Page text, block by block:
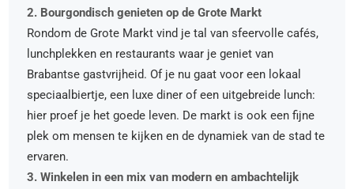
2. Bourgondisch genieten op de Grote Markt
Rondom de Grote Markt vind je tal van sfeervolle cafés,
lunchplekken en restaurants waar je geniet van
Brabantse gastvrijheid. Of je nu gaat voor een lokaal
speciaalbiertje, een luxe diner of een uitgebreide lunch:
hier proef je het goede leven. De markt is ook een fijne
plek om mensen te kijken en de dynamiek van de stad te
ervaren.
3. Winkelen in een mix van modern en ambachtelijk